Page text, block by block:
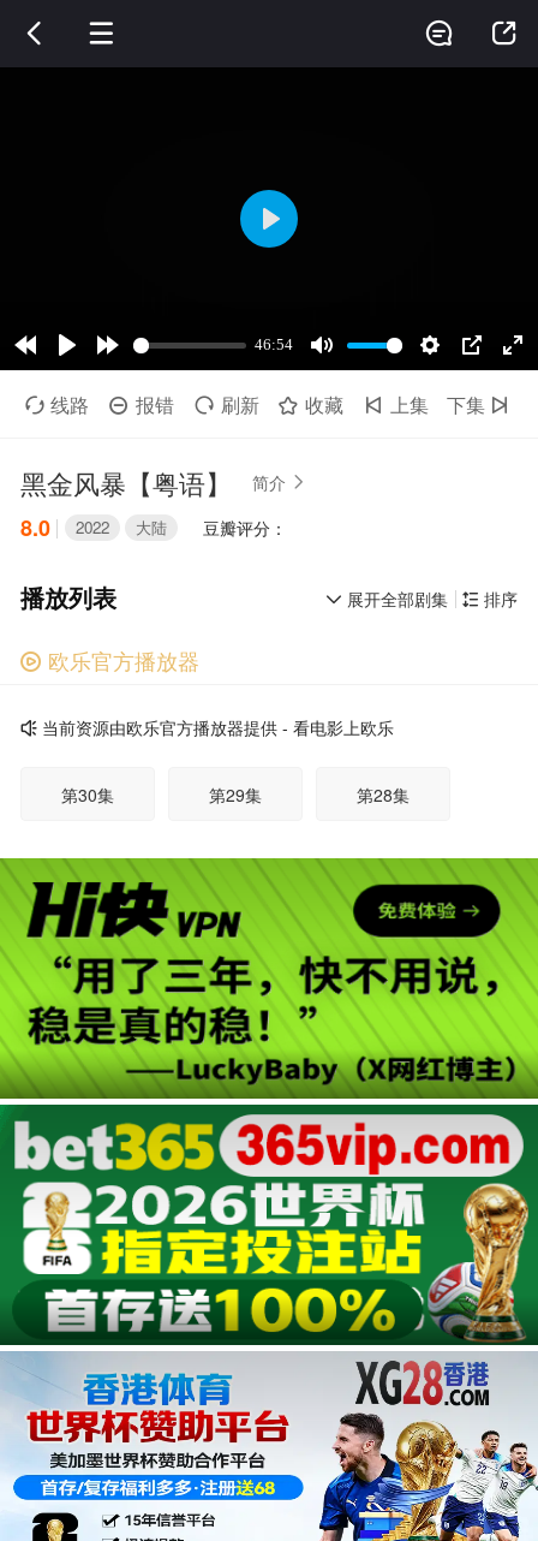
 


 线路  报错  刷新  收藏  上集 下集 
黑金风暴【粤语】 简介 
8.0 豆瓣评分：
2022 大陆
 排序
 展开全部剧集
播放列表
 欧乐官方播放器
当前资源由欧乐官方播放器提供 - 看电影上欧乐
第30集 第29集 第28集
第24集 第23集 第22集
第21集 第20集 第19集
第18集 第17集 第16集
第15集 第14集 第13集
第11集 第10集
第09集 第08集 第07集
第06集 第05集 第04集
第03集 第02集 第01集
广告
广告
广告